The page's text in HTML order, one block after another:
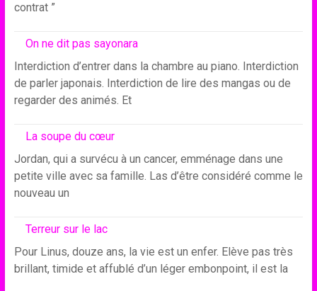
contrat ”
On ne dit pas sayonara
Interdiction d’entrer dans la chambre au piano. Interdiction
de parler japonais. Interdiction de lire des mangas ou de
regarder des animés. Et
La soupe du cœur
Jordan, qui a survécu à un cancer, emménage dans une
petite ville avec sa famille. Las d’être considéré comme le
nouveau un
Terreur sur le lac
Pour Linus, douze ans, la vie est un enfer. Elève pas très
brillant, timide et affublé d’un léger embonpoint, il est la